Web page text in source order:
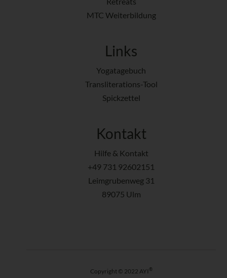
MTC Weiterbildung
Links
Yogatagebuch
Transliterations-Tool
Spickzettel
Kontakt
Hilfe & Kontakt
+49 731 92602151
Leimgrubenweg 31
89075 Ulm
Copyright © 2022 AYI ®